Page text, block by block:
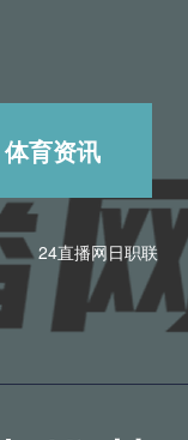
体育资讯
24直播网日职联
直播网法甲 24直